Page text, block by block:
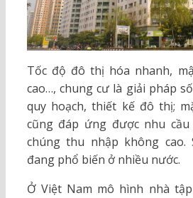
Tốc độ đô thị hóa nhanh,
cao…, chung cư là giải pháp
quy hoạch, thiết kế đô thị;
cũng đáp ứng được nhu
chúng thu nhập không cao.
đang phổ biến ở nhiều nước.
Ở Việt Nam mô hình nhà